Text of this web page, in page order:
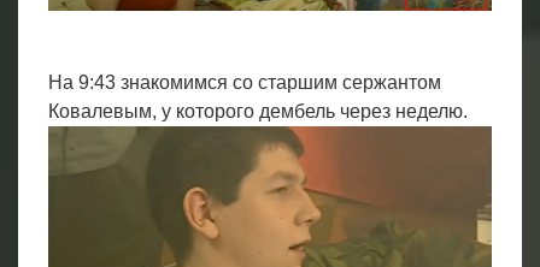
На 9:43 знакомимся со старшим сержантом
Ковалевым, у которого дембель через неделю.